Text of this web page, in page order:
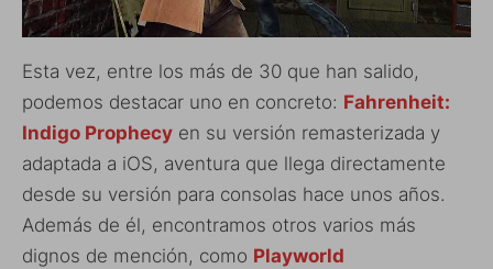
Esta vez, entre los más de 30 que han salido,
podemos destacar uno en concreto: Fahrenheit:
Indigo Prophecy en su versión remasterizada y
adaptada a iOS, aventura que llega directamente
desde su versión para consolas hace unos años.
Además de él, encontramos otros varios más
dignos de mención, como Playworld